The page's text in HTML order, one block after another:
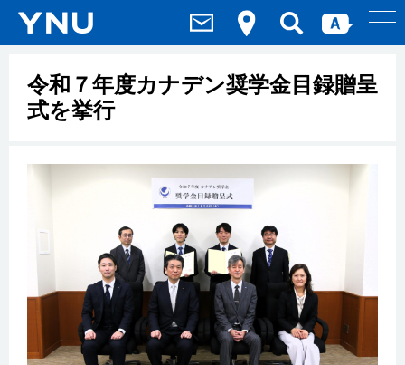
令和７年度カナデン奨学金目録贈呈
式を挙行